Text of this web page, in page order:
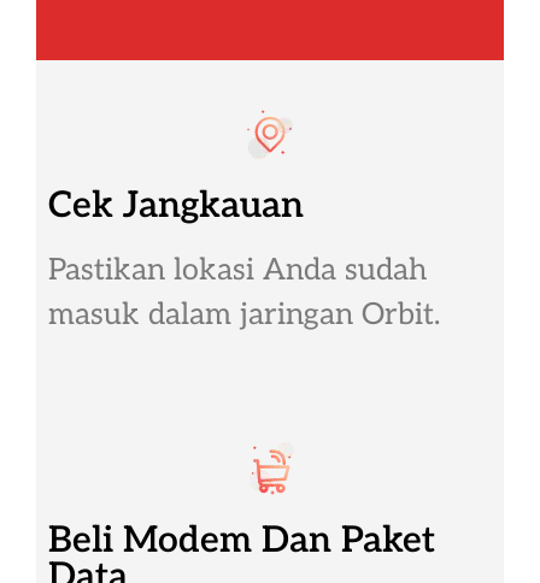
Cek Jangkauan
Pastikan lokasi Anda sudah
masuk dalam jaringan Orbit.
Beli Modem Dan Paket